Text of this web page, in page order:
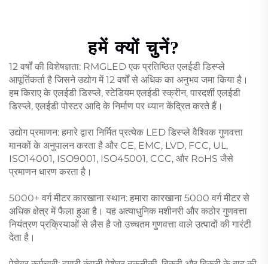
हमें क्यों चुनें?
12 वर्षों की विशेषज्ञता: RMGLED एक प्रतिष्ठित एलईडी डिस्प्ले
आपूर्तिकर्ता है जिसने उद्योग में 12 वर्षों से अधिक का अनुभव जमा किया है।
हम किराए के एलईडी डिस्प्ले, स्टेडियम एलईडी स्क्रीन, पारदर्शी एलईडी
डिस्प्ले, एलईडी पोस्टर आदि के निर्माण पर ध्यान केंद्रित करते हैं।
उद्योग प्रमाणन: हमारे द्वारा निर्मित प्रत्येक LED डिस्प्ले वैश्विक गुणवत्ता
मानकों के अनुपालन करता है और CE, EMC, LVD, FCC, UL,
ISO14001, ISO9001, ISO45001, CCC, और RoHS जैसे
प्रमाणन धारण करता है।
5000+ वर्ग मीटर कारखाना स्थान: हमारा कारखाना 5000 वर्ग मीटर से
अधिक क्षेत्र में फैला हुआ है। यह अत्याधुनिक मशीनरी और कठोर गुणवत्ता
नियंत्रण प्रक्रियाओं से लैस है जो उच्चतम गुणवत्ता वाले उत्पादों की गारंटी
देता है।